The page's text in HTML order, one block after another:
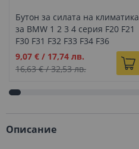
Бутон за силата на климатика
за BMW 1 2 3 4 серия F20 F21
F30 F31 F32 F33 F34 F36
Промо
цена
9,07 € / 17,74 лв.
16,63 €/32,53 лв.
Описание